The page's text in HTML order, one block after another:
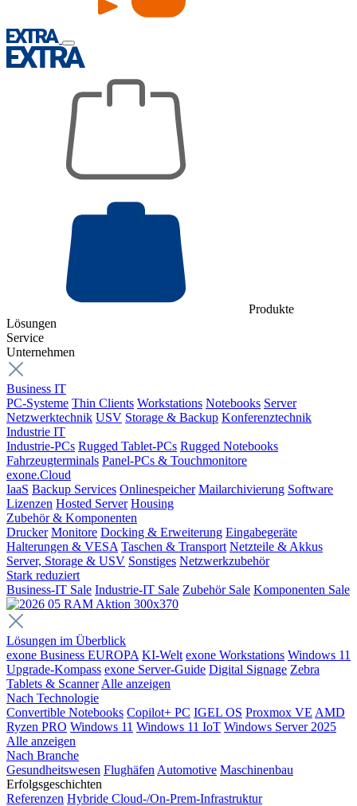
Produkte
Lösungen
Service
Unternehmen
Business IT
PC-Systeme Thin Clients Workstations Notebooks Server
Netzwerktechnik USV Storage & Backup Konferenztechnik
Industrie IT
Industrie-PCs Rugged Tablet-PCs Rugged Notebooks
Fahrzeugterminals Panel-PCs & Touchmonitore
exone.Cloud
IaaS Backup Services Onlinespeicher Mailarchivierung Software
Lizenzen Hosted Server Housing
Zubehör & Komponenten
Drucker Monitore Docking & Erweiterung Eingabegeräte
Halterungen & VESA Taschen & Transport Netzteile & Akkus
Server, Storage & USV Sonstiges Netzwerkzubehör
Stark reduziert
Business-IT Sale Industrie-IT Sale Zubehör Sale Komponenten Sale
Lösungen im Überblick
exone Business EUROPA KI-Welt exone Workstations Windows 11
Upgrade-Kompass exone Server-Guide Digital Signage Zebra
Tablets & Scanner Alle anzeigen
Nach Technologie
Convertible Notebooks Copilot+ PC IGEL OS Proxmox VE AMD
Ryzen PRO Windows 11 Windows 11 IoT Windows Server 2025
Alle anzeigen
Nach Branche
Gesundheitswesen Flughäfen Automotive Maschinenbau
Erfolgsgeschichten
Referenzen Hybride Cloud-/On-Prem-Infrastruktur